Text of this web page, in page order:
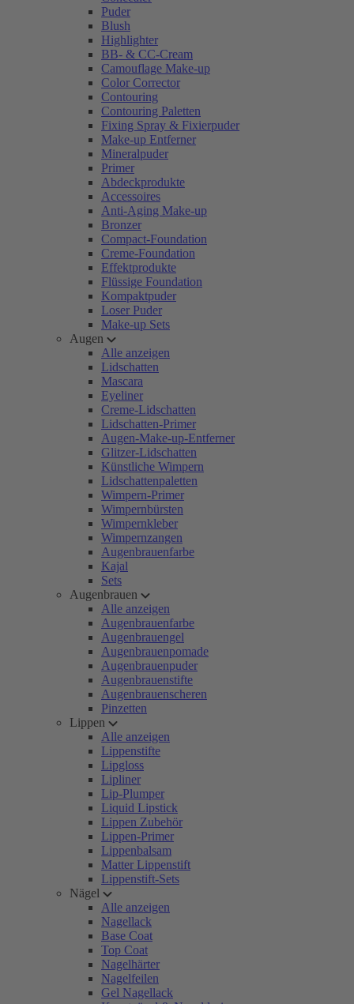
Puder
Blush
Highlighter
BB- & CC-Cream
Camouflage Make-up
Color Corrector
Contouring
Contouring Paletten
Fixing Spray & Fixierpuder
Make-up Entferner
Mineralpuder
Primer
Abdeckprodukte
Accessoires
Anti-Aging Make-up
Bronzer
Compact-Foundation
Creme-Foundation
Effektprodukte
Flüssige Foundation
Kompaktpuder
Loser Puder
Make-up Sets
Augen
Alle anzeigen
Lidschatten
Mascara
Eyeliner
Creme-Lidschatten
Lidschatten-Primer
Augen-Make-up-Entferner
Glitzer-Lidschatten
Künstliche Wimpern
Lidschattenpaletten
Wimpern-Primer
Wimpernbürsten
Wimpernkleber
Wimpernzangen
Augenbrauenfarbe
Kajal
Sets
Augenbrauen
Alle anzeigen
Augenbrauenfarbe
Augenbrauengel
Augenbrauenpomade
Augenbrauenpuder
Augenbrauenstifte
Augenbrauenscheren
Pinzetten
Lippen
Alle anzeigen
Lippenstifte
Lipgloss
Lipliner
Lip-Plumper
Liquid Lipstick
Lippen Zubehör
Lippen-Primer
Lippenbalsam
Matter Lippenstift
Lippenstift-Sets
Nägel
Alle anzeigen
Nagellack
Base Coat
Top Coat
Nagelhärter
Nagelfeilen
Gel Nagellack